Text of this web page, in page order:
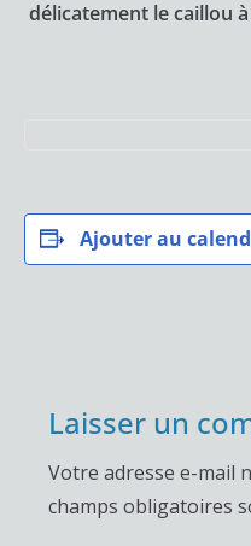
délicatement le caillou
Ajouter au
Laisser un
Votre adresse e-mail
champs obligatoires